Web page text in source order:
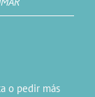
o pedir más